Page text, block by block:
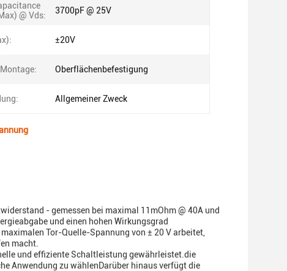
@ Vds:
3700pF @ 25V
±20V
Oberflächenbefestigung
Allgemeiner Zweck
- gemessen bei maximal 11mOhm @ 40A und
und einen hohen Wirkungsgrad
Tor-Quelle-Spannung von ± 20 V arbeitet,
macht.
und effiziente Schaltleistung gewährleistet.die
Anwendung zu wählenDarüber hinaus verfügt die